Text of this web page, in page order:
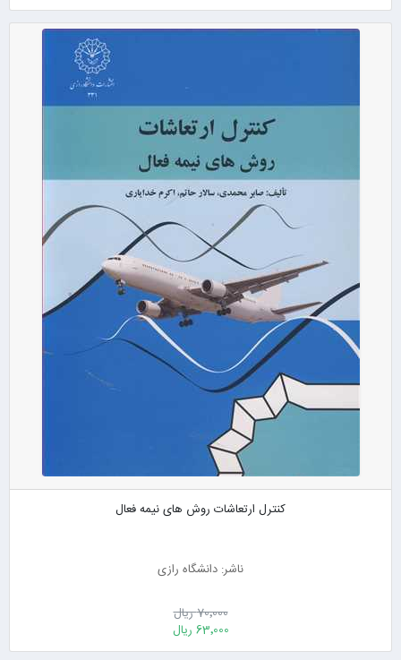
کنترل ارتعاشات روش های نیمه فعال
ناشر: دانشگاه رازی
70٬000 ریال
63٬000 ریال